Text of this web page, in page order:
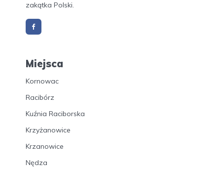
zakątka Polski.
Miejsca
Kornowac
Racibórz
Kuźnia Raciborska
Krzyżanowice
Krzanowice
Nędza